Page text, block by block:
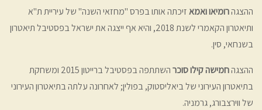
ההצגהרומיאו ואמאזיכתה אותו בפרס "מחזאי השנה" של עיריית ת"א
ותיאטרון הקאמרי לשנת 2018, והיא אף ייצגה את ישראל בפסטיבל תיאטרון
בשנחאי, סין.
ההצגהחמישה קילו סוכר
השתתפה בפסטיבל ברייטון 2015 ומשחקת
בתיאטרון העירוני של ביאליסטוק, בפולין; לאחרונה עלתה בתיאטרון העירוני
של ווירצבורג, גרמניה.